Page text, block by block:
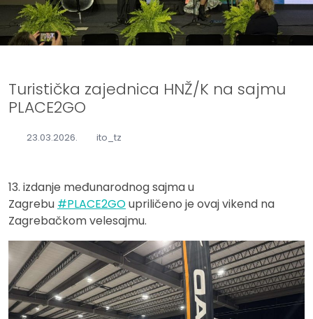
Turistička zajednica HNŽ/K na sajmu
PLACE2GO
23.03.2026. ito_tz
13. izdanje međunarodnog sajma u
Zagrebu #PLACE2GOupriličeno je ovaj vikend na
Zagrebačkom velesajmu.